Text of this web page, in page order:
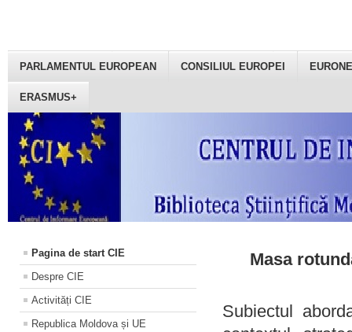
PARLAMENTUL EUROPEAN CONSILIUL EUROPEI
ERASMUS+
Pagina de start CIE
Despre CIE
Activități CIE
Republica Moldova și UE
Masa
Subiectul